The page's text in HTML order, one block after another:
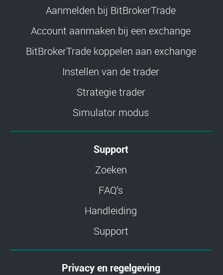
Aanmelden bij BitBrokerTrade
Account aanmaken bij een exchange
BitBrokerTrade koppelen aan exchange
Instellen van de trader
Strategie trader
Simulator modus
Support
Zoeken
FAQ’s
Handleiding
Support
Privacy en regelgeving